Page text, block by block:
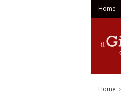
Home
Home